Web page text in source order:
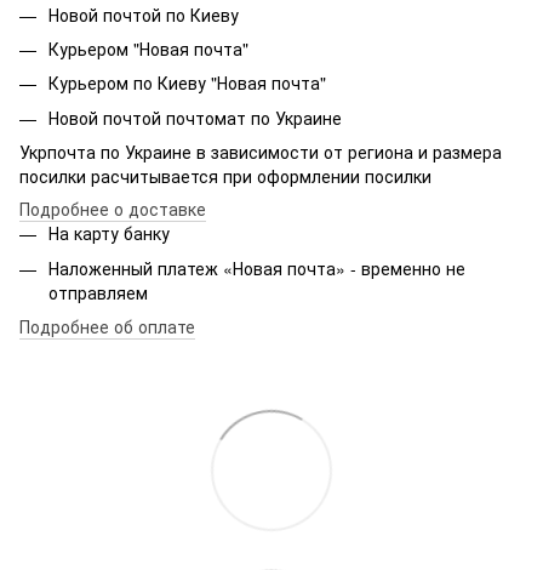
Новой почтой по Киеву
Курьером "Новая почта"
Курьером по Киеву "Новая почта"
Новой почтой почтомат по Украине
Укрпочта по Украине в зависимости от региона и размера
посилки расчитывается при оформлении посилки
Подробнее о доставке
На карту банку
Наложенный платеж «Новая почта» - временно не
отправляем
Подробнее об оплате